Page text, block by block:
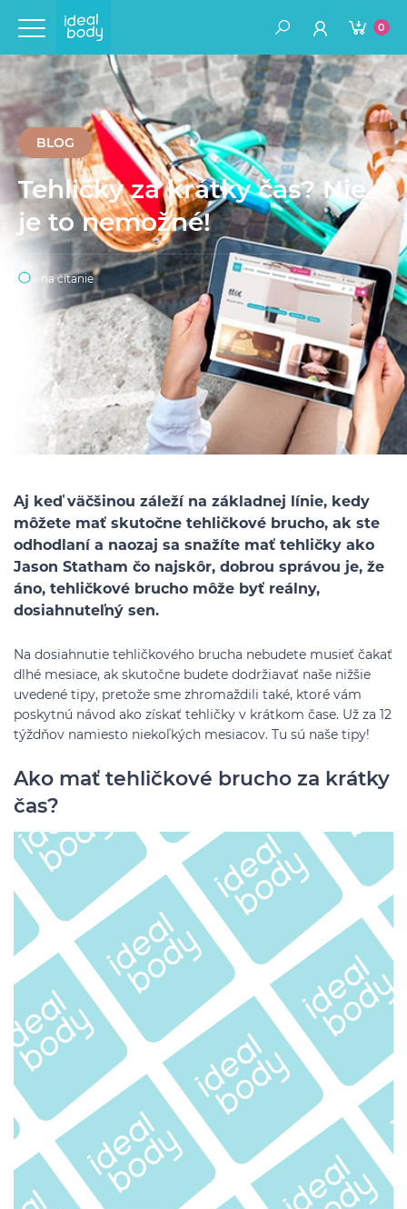
0
BLOG
Tehličky za krátky čas? Nie
je to nemožné!
na čítanie
Aj keď väčšinou záleží na základnej línie, kedy
môžete mať skutočne tehličkové brucho, ak ste
odhodlaní a naozaj sa snažíte mať tehličky ako
Jason Statham čo najskôr, dobrou správou je, že
áno, tehličkové brucho môže byť reálny,
dosiahnuteľný sen.
Na dosiahnutie tehličkového brucha nebudete musieť čakať
dlhé mesiace, ak skutočne budete dodržiavať naše nižšie
uvedené tipy, pretože sme zhromaždili také, ktoré vám
poskytnú návod ako získať tehličky v krátkom čase. Už za 12
týždňov namiesto niekoľkých mesiacov. Tu sú naše tipy!
Ako mať tehličkové brucho za krátky
čas?